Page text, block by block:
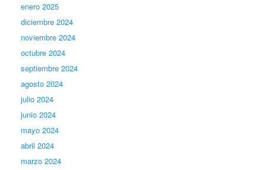
enero 2025
diciembre 2024
noviembre 2024
octubre 2024
septiembre 2024
agosto 2024
julio 2024
junio 2024
mayo 2024
abril 2024
marzo 2024